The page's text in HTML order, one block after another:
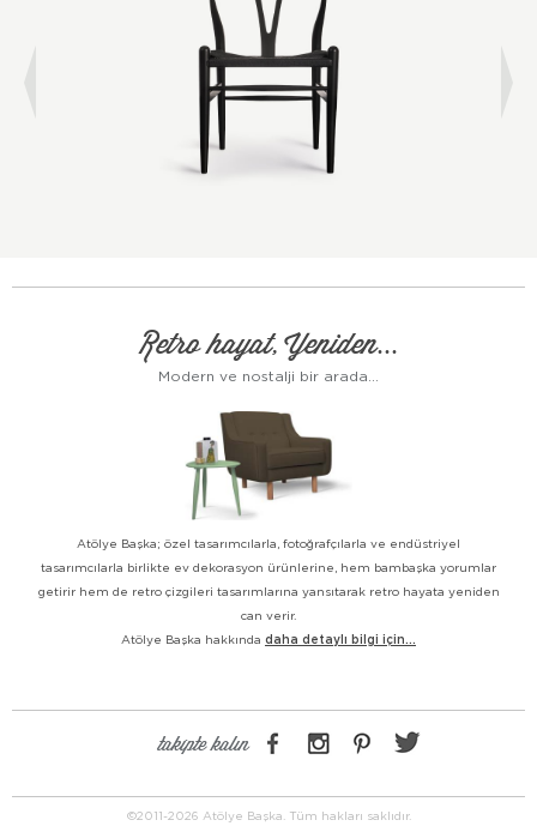
Retro hayat, Yeniden...
Modern ve nostalji bir arada...
Atölye Başka; özel tasarımcılarla, fotoğrafçılarla ve endüstriyel
tasarımcılarla birlikte ev dekorasyon ürünlerine, hem bambaşka yorumlar
getirir hem de retro çizgileri tasarımlarına yansıtarak retro hayata yeniden
can verir.
Atölye Başka hakkında daha detaylı bilgi için...
takipte kalın
©2011-2026 Atölye Başka. Tüm hakları saklıdır.